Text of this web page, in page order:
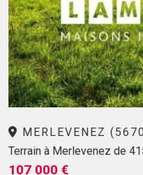
MERLEVENEZ
Terrain à Merlevenez de
107 000 €